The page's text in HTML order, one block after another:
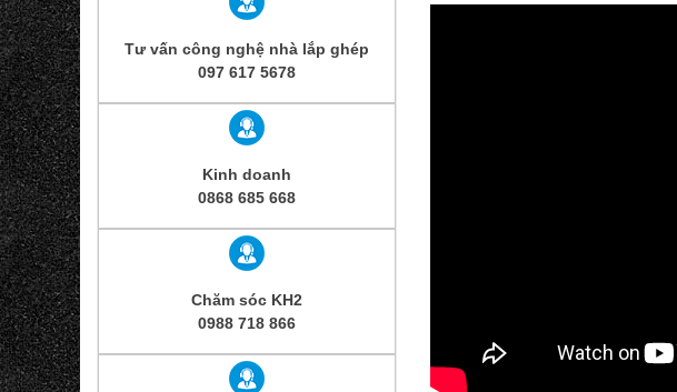
Tư vấn công nghệ nhà lắp ghép
097 617 5678
Kinh doanh
0868 685 668
Chăm sóc KH2
0988 718 866